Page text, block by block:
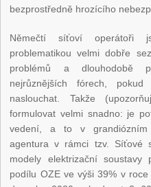
bezprostředně hrozícího
Němečtí síťoví operátoři
problematikou velmi dobře
problémů a dlouhodobě
nejrůznějších fórech,
naslouchat. Takže
formulovat velmi snadno: je
vedení, a to v grandiózním
agentura v rámci tzv. Síťové
modely elektrizační soustavy
podílu OZE ve výši 39% v